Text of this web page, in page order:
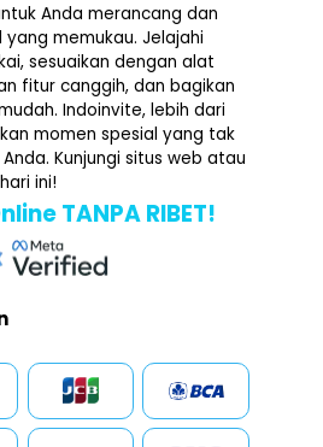
Anda merancang dan
memukau. Jelajahi
sesuaikan dengan alat
fitur canggih, dan bagikan
Indoinvite, lebih dari
momen spesial yang tak
Kunjungi situs web atau
ini!
TANPA RIBET!